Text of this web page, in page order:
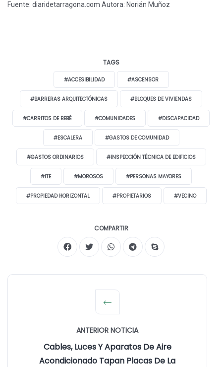
Fuente: diaridetarragona.com Autora: Norián Muñoz
TAGS
#ACCESIBILIDAD #ASCENSOR
#BARRERAS ARQUITECTÓNICAS #BLOQUES DE VIVIENDAS
#CARRITOS DE BEBÉ #COMUNIDADES #DISCAPACIDAD
#ESCALERA #GASTOS DE COMUNIDAD
#GASTOS ORDINARIOS #INSPECCIÓN TÉCNICA DE EDIFICIOS
#ITE #MOROSOS #PERSONAS MAYORES
#PROPIEDAD HORIZONTAL #PROPIETARIOS #VECINO
COMPARTIR
ANTERIOR NOTICIA
Cables, Luces Y Aparatos De Aire
Acondicionado Tapan Placas De La